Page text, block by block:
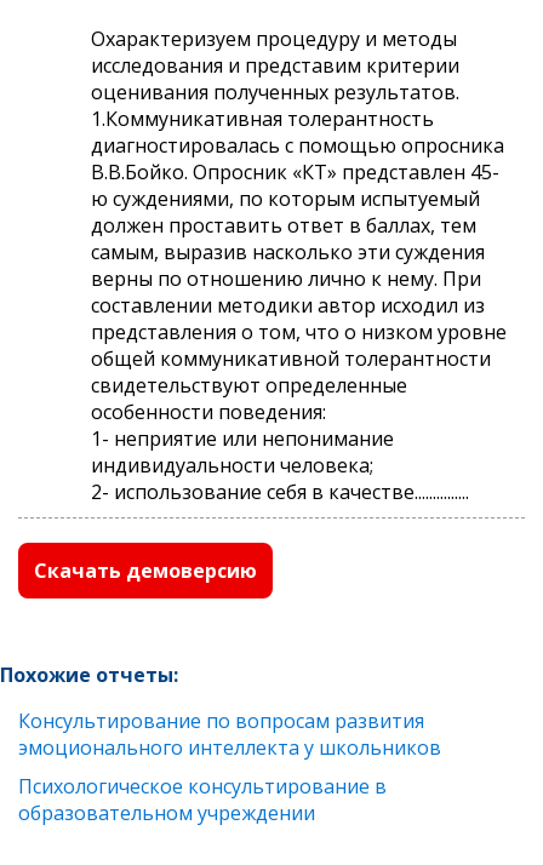
Охарактеризуем процедуру и методы
исследования и представим критерии
оценивания полученных результатов.
1.Коммуникативная толерантность
диагностировалась с помощью опросника
В.В.Бойко. Опросник «КТ» представлен 45-
ю суждениями, по которым испытуемый
должен проставить ответ в баллах, тем
самым, выразив насколько эти суждения
верны по отношению лично к нему. При
составлении методики автор исходил из
представления о том, что о низком уровне
общей коммуникативной толерантности
свидетельствуют определенные
особенности поведения:
1- неприятие или непонимание
индивидуальности человека;
2- использование себя в качестве...............
Скачать демоверсию
Похожие отчеты:
Консультирование по вопросам развития
эмоционального интеллекта у школьников
Психологическое консультирование в
образовательном учреждении